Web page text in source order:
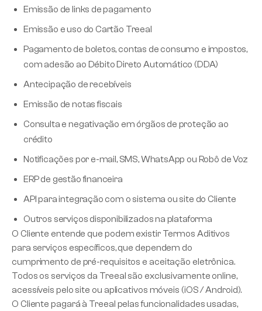
Emissão de links de pagamento
Emissão e uso do Cartão Treeal
Pagamento de boletos, contas de consumo e impostos,
com adesão ao Débito Direto Automático (DDA)
Antecipação de recebíveis
Emissão de notas fiscais
Consulta e negativação em órgãos de proteção ao
crédito
Notificações por e-mail, SMS, WhatsApp ou Robô de Voz
ERP de gestão financeira
API para integração com o sistema ou site do Cliente
Outros serviços disponibilizados na plataforma
O Cliente entende que podem existir Termos Aditivos
para serviços específicos, que dependem do
cumprimento de pré-requisitos e aceitação eletrônica.
Todos os serviços da Treeal são exclusivamente online,
acessíveis pelo site ou aplicativos móveis (iOS / Android).
O Cliente pagará à Treeal pelas funcionalidades usadas,